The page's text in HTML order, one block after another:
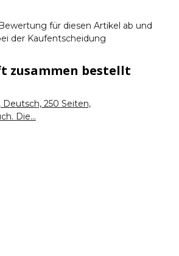
für diesen Artikel ab und
der Kaufentscheidung
zusammen bestellt